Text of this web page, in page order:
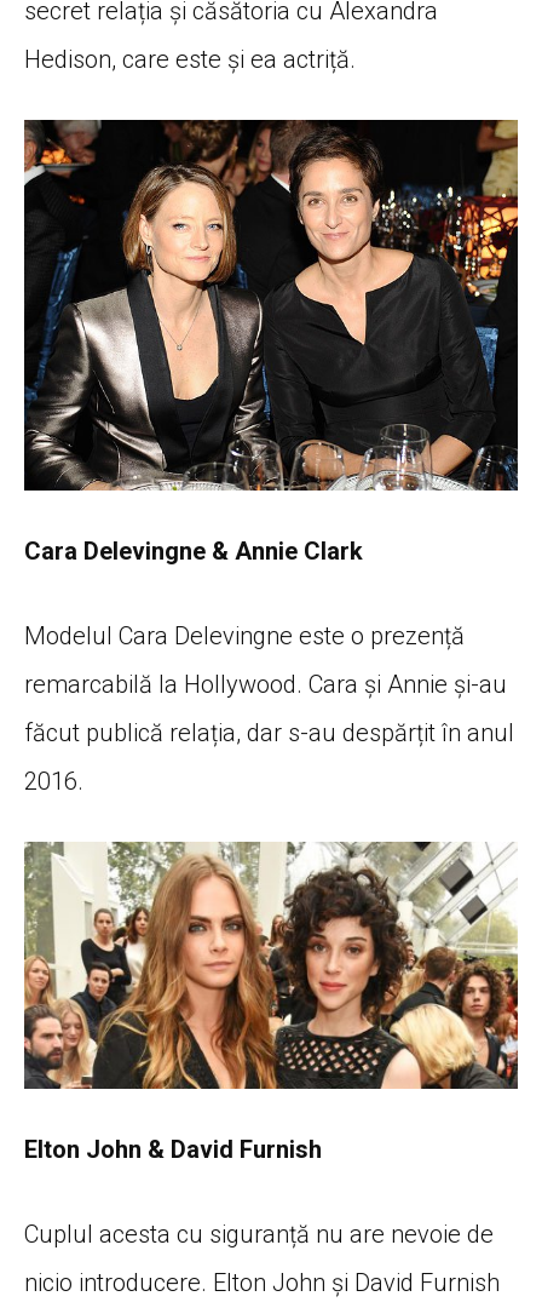
secret relația și căsătoria cu Alexandra
Hedison, care este și ea actriță.
Cara Delevingne & Annie Clark
Modelul Cara Delevingne este o prezență
remarcabilă la Hollywood. Cara și Annie și-au
făcut publică relația, dar s-au despărțit în anul
2016.
Elton John & David Furnish
Cuplul acesta cu siguranță nu are nevoie de
nicio introducere. Elton John și David Furnish